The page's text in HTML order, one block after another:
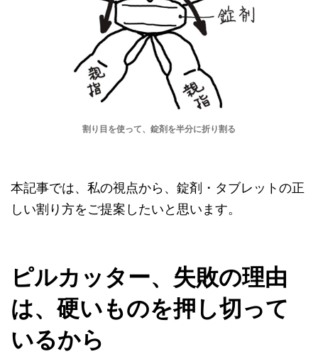
割り目を使って、錠剤を半分に折り割る
本記事では、私の視点から、錠剤・タブレットの正
しい割り方をご提案したいと思います。
ピルカッター、失敗の理由
は、硬いものを押し切って
いるから